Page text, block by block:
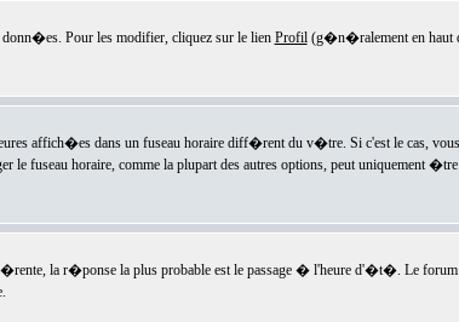
Pour les modifier, cliquez sur le lien Profil(g�n�ralement en haut
affich�es dans un fuseau horaire diff�rent du v�tre. Si c'est le cas,
le fuseau horaire, comme la plupart des autres options, peut
la r�ponse la plus probable est le passage � l'heure d'�t�. Le